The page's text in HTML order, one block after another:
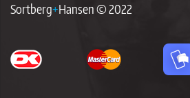
Sortberg+Hansen © 2022